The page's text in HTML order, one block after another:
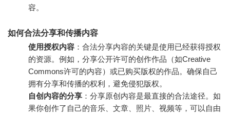
容。
如何合法分享和传播内容
使用授权内容 ：合法分享内容的关键是使用已经获得授权
的资源。例如，分享公开许可的创作作品（如Creative
Commons许可的内容）或已购买版权的作品。确保自己
拥有分享和传播的权利，避免侵犯版权。
自创内容的分享 ：分享原创内容是最直接的合法途径。如
果你创作了自己的音乐、文章、照片、视频等，可以自由